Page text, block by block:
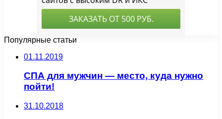
Популярные статьи
01.11.2019
СПА для мужчин — место, куда нужно
пойти!
31.10.2018